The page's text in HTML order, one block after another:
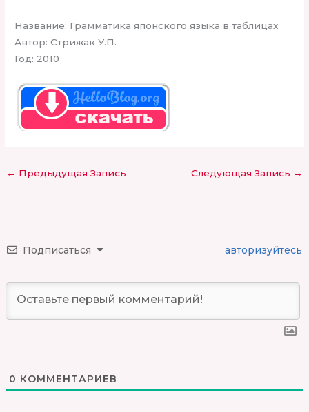
Название: Грамматика японского языка в таблицах
Автор: Стрижак У.П.
Год: 2010
← Предыдущая Запись Следующая Запись →
Подписаться авторизуйтесь
0 КОММЕНТАРИЕВ